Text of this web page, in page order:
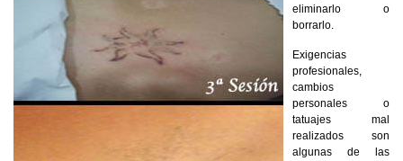
eliminarlo o
borrarlo.
Exigencias
profesionales,
cambios
personales o
tatuajes mal
realizados son
algunas de las